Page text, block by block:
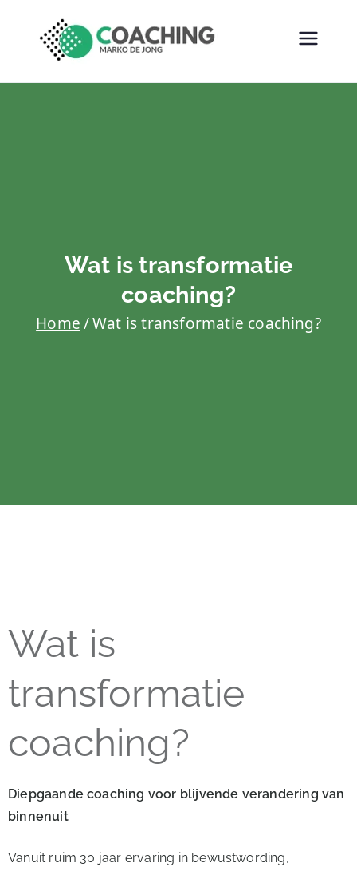
COACHING
Wat is transformatie
coaching?
Home Wat is transformatie coaching?
Wat is
transformatie
coaching?
Diepgaande coaching voor blijvende verandering van
binnenuit
Vanuit ruim 30 jaar ervaring in bewustwording,